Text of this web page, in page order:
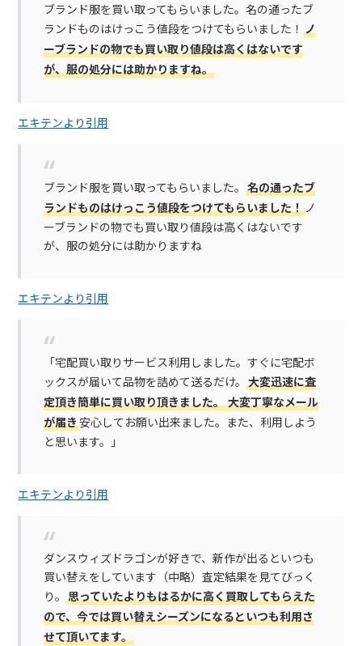
ブランド服を買い取ってもらいました。名の通ったブ
ランドものはけっこう値段をつけてもらいました！ノ
ーブランドの物でも買い取り値段は高くはないです
が、服の処分には助かりますね。
エキテンより引用
ブランド服を買い取ってもらいました。名の通ったブ
ランドものはけっこう値段をつけてもらいました！ノ
ーブランドの物でも買い取り値段は高くはないです
が、服の処分には助かりますね
エキテンより引用
「宅配買い取りサービス利用しました。すぐに宅配ボ
ックスが届いて品物を詰めて送るだけ。大変迅速に査
定頂き簡単に買い取り頂きました。 大変丁寧なメール
が届き安心してお願い出来ました。また、利用しよう
と思います。」
エキテンより引用
ダンスウィズドラゴンが好きで、新作が出るといつも
買い替えをしています（中略）査定結果を見てびっく
り。思っていたよりもはるかに高く買取してもらえた
ので、今では買い替えシーズンになるといつも利用さ
せて頂いてます。